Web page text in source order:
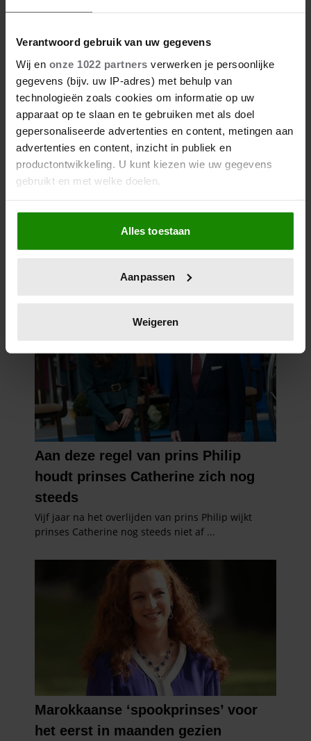
Verantwoord gebruik van uw gegevens
Wij en onze 1022 partners verwerken je persoonlijke
gegevens (bijv. uw IP-adres) met behulp van
technologieën zoals cookies om informatie op uw
apparaat op te slaan en te gebruiken met als doel
gepersonaliseerde advertenties en content, metingen aan
advertenties en content, inzicht in publiek en
productontwikkeling. U kunt kiezen wie uw gegevens
gebruikt en met welke doelen.
Als u het toestaat, willen we ook graag:
Informatie verzamelen over uw geografische
locatie, die tot een paar meter nauwkeurig kan zijn
scannen op specifieke eigenschappen (fingerprinting)
verwerkt en stel uw voorkeuren in het
intrekken in de Cookieverklaring.
We gebruiken cookies om content en advertenties te
personaliseren, om functies voor social media te bieden
en om ons websiteverkeer te analyseren. Ook delen we
informatie over uw gebruik van onze site met onze
partners voor social media, adverteren en analyse. Deze
partners kunnen deze gegevens combineren met andere
informatie die u aan ze heeft verstrekt of die ze hebben
verzameld op basis van uw gebruik van hun services. U
gaat akkoord met onze cookies als u onze website blijft
gebruiken.
Alles toestaan
Aanpassen
Weigeren